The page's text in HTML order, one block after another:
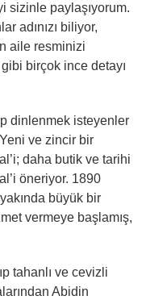
sizinle paylaşıyorum.
adınızı biliyor,
aile resminizi
birçok ince detayı
dinlenmek isteyenler
ve zincir bir
daha butik ve tarihi
öneriyor. 1890
büyük bir
vermeye başlamış,
tahanlı ve cevizli
Abidin